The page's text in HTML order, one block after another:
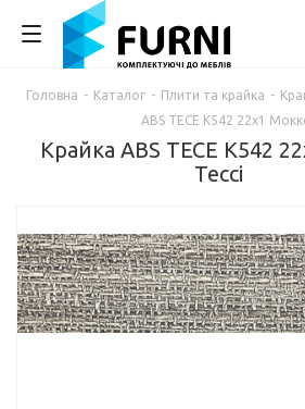
Головна - Каталог - Плити та крайка -
ABS TECE K542 22х1
Крайка ABS TECE K542
Тессі